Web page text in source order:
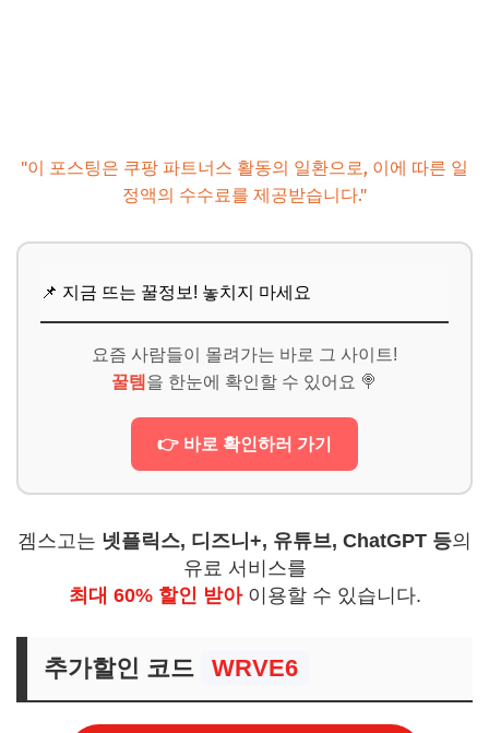
"이 포스팅은 쿠팡 파트너스 활동의 일환으로, 이에 따른 일
정액의 수수료를 제공받습니다."
📌 지금 뜨는 꿀정보! 놓치지 마세요
요즘 사람들이 몰려가는 바로 그 사이트!
꿀템 을 한눈에 확인할 수 있어요 🍭
👉 바로 확인하러 가기
겜스고는 넷플릭스, 디즈니+, 유튜브, ChatGPT 등의
유료 서비스를
최대 60% 할인 받아이용할 수 있습니다.
추가할인 코드 WRVE6